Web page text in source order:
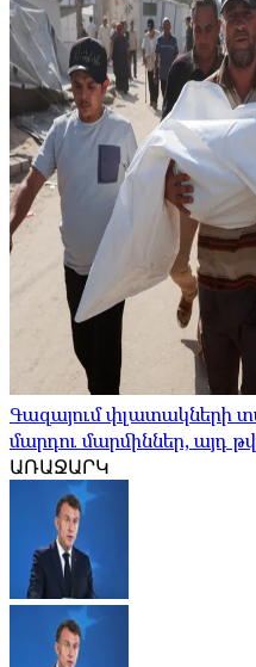
Գազայում փլատակների
մարդու մարմիններ, այդ
ԱՌԱՋԱՐԿ